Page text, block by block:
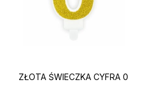
ZŁOTA ŚWIECZKA CYFRA 0